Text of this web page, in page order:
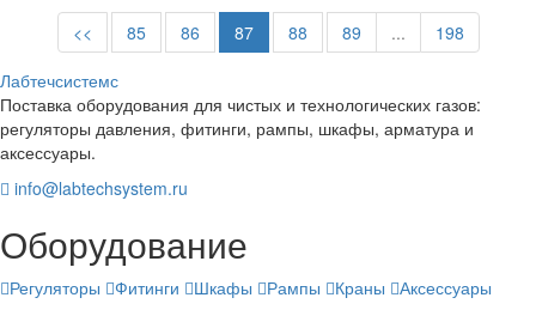
<< 85 86 87 88 89 ...
198
Лабтечсистемс
Поставка оборудования для чистых и технологических газов:
регуляторы давления, фитинги, рампы, шкафы, арматура и
аксессуары.
info@labtechsystem.ru
Оборудование
Регуляторы Фитинги Шкафы Рампы Краны Аксессуары